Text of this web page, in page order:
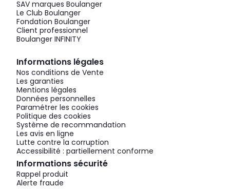
SAV marques Boulanger
Le Club Boulanger
Fondation Boulanger
Client professionnel
Boulanger INFINITY
Informations légales
Nos conditions de Vente
Les garanties
Mentions légales
Données personnelles
Paramétrer les cookies
Politique des cookies
Système de recommandation
Les avis en ligne
Lutte contre la corruption
Accessibilité : partiellement conforme
Informations sécurité
Rappel produit
Alerte fraude